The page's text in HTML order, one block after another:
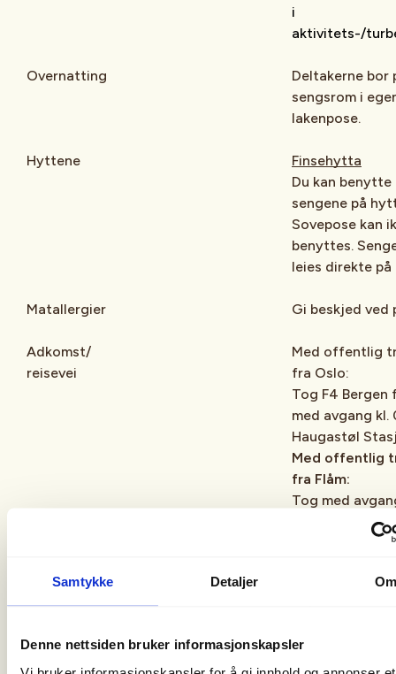
Samtykke Detaljer Om
Denne nettsiden bruker informasjonskapsler
i
aktivitets-/
Overnatting
Deltakerne bor
sengsrom i
lakenpose.
Hyttene
Finsehytta
Du kan benytte
sengene på
Sovepose kan
benyttes.
leies direkte
Matallergier Gi beskjed ved
Adkomst/
reisevei
Med offentlig
fra Oslo:
Tog F4 Bergen
med avgang kl.
Haugastøl
Med offentlig
fra Flåm:
Tog med
Stasjon kl.
Stasjon,
Oslo S med
Vy.no
entur.no